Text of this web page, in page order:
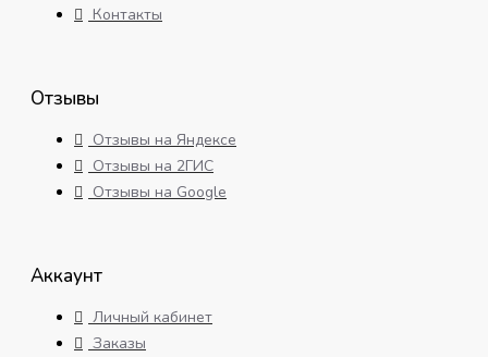
Контакты
Отзывы
Отзывы на Яндексе
Отзывы на 2ГИС
Отзывы на Google
Аккаунт
Личный кабинет
Заказы